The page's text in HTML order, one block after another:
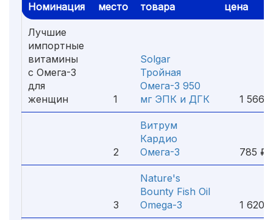
Номинация место
товара
цена
Лучшие
импортные
витамины
с Омега-3
для
женщин
1
Solgar
Тройная
Омега-3 950
мг ЭПК и ДГК
1 566
2
Витрум
Кардио
Омега-3
785 ₽
3
Nature's
Bounty Fish Oil
Omega-3
1 620